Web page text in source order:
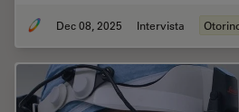
Dec 08, 2025 Intervista